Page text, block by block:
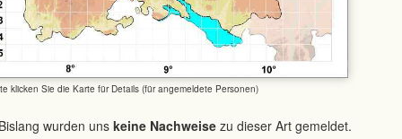
klicken Sie die Karte für Details (für angemeldete Personen)
wurden uns keine Nachweise zu dieser Art gemeldet.